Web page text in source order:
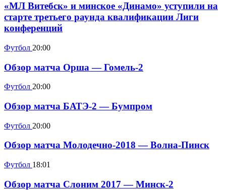
«МЛ Витебск» и минское «Динамо» уступили на
старте третьего раунда квалификации Лиги
конференций
Футбол 20:00
Обзор матча Орша — Гомель-2
Футбол 20:00
Обзор матча БАТЭ-2 — Бумпром
Футбол 20:00
Обзор матча Молодечно-2018 — Волна-Пинск
Футбол 18:01
Обзор матча Слоним 2017 — Минск-2